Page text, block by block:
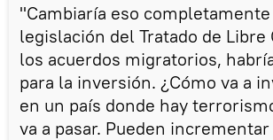
"Cambiaría eso
legislación del Tratado de Libre
los acuerdos migratorios,
para la inversión. ¿Cómo va a
en un país donde hay
va a pasar. Pueden